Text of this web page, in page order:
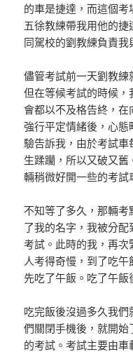
的車是捷達，而這個
五徐教練帶我用他的
同駕校的劉教練負責我
儘管考試前一天劉教練
但在等候考試的時候
會都以不及格告終，
強行平定情緒後，心
驗告訴我，由於考試
生蹂躪，所以又破又
輛稍微好開一些的考試
不知等了多久，那輛
了我的名字，我被分
考試。此時的我，再
人考得奇慢，到了吃
先吃了午飯。吃了午飯
吃完飯後沒過多久我
們關閉手機後，就開
的考試。考試主要由